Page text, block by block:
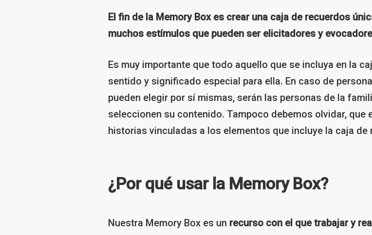
El fin de la Memory Box es crear una caja de recuerdos
muchos estímulos que pueden ser elicitadores y
Es muy importante que todo aquello que se incluya en la
sentido y significado especial para ella. En caso de
pueden elegir por sí mismas, serán las personas de la
seleccionen su contenido. Tampoco debemos olvidar, que
historias vinculadas a los elementos que incluye la caja de
¿Por qué usar la Memory Box?
Nuestra Memory Box es un recurso con el que trabajar y